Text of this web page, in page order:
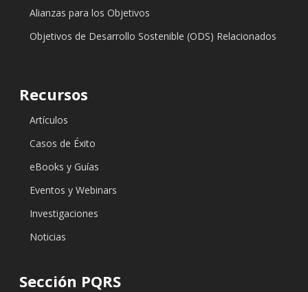
Alianzas para los Objetivos
Objetivos de Desarrollo Sostenible (ODS) Relacionados
Recursos
Artículos
Casos de Éxito
eBooks y Guías
Eventos y Webinars
Investigaciones
Noticias
Sección PQRS